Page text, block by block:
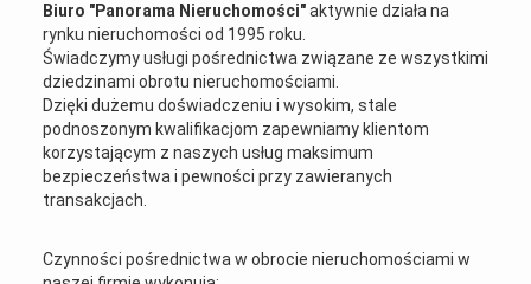
Biuro "Panorama Nieruchomości"aktywnie działa na
rynku nieruchomości od 1995 roku.
Świadczymy usługi pośrednictwa związane ze wszystkimi
dziedzinami obrotu nieruchomościami.
Dzięki dużemu doświadczeniu i wysokim, stale
podnoszonym kwalifikacjom zapewniamy klientom
korzystającym z naszych usług maksimum
bezpieczeństwa i pewności przy zawieranych
transakcjach.
Czynności pośrednictwa w obrocie nieruchomościami w